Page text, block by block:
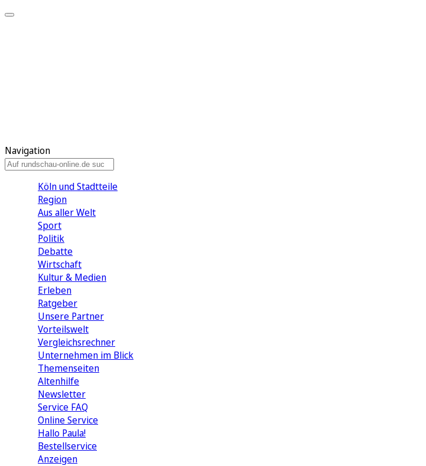
Navigation
Köln und Stadtteile
Region
Aus aller Welt
Sport
Politik
Debatte
Wirtschaft
Kultur & Medien
Erleben
Ratgeber
Unsere Partner
Vorteilswelt
Vergleichsrechner
Unternehmen im Blick
Themenseiten
Altenhilfe
Newsletter
Service FAQ
Online Service
Hallo Paula!
Bestellservice
Anzeigen